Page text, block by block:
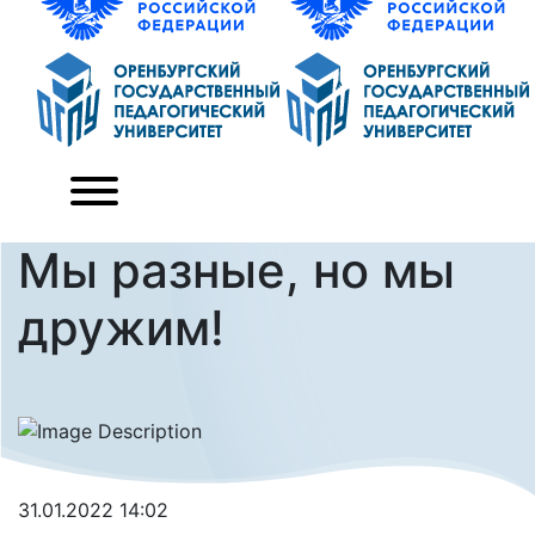
Мы разные, но мы
дружим!
31.01.2022 14:02